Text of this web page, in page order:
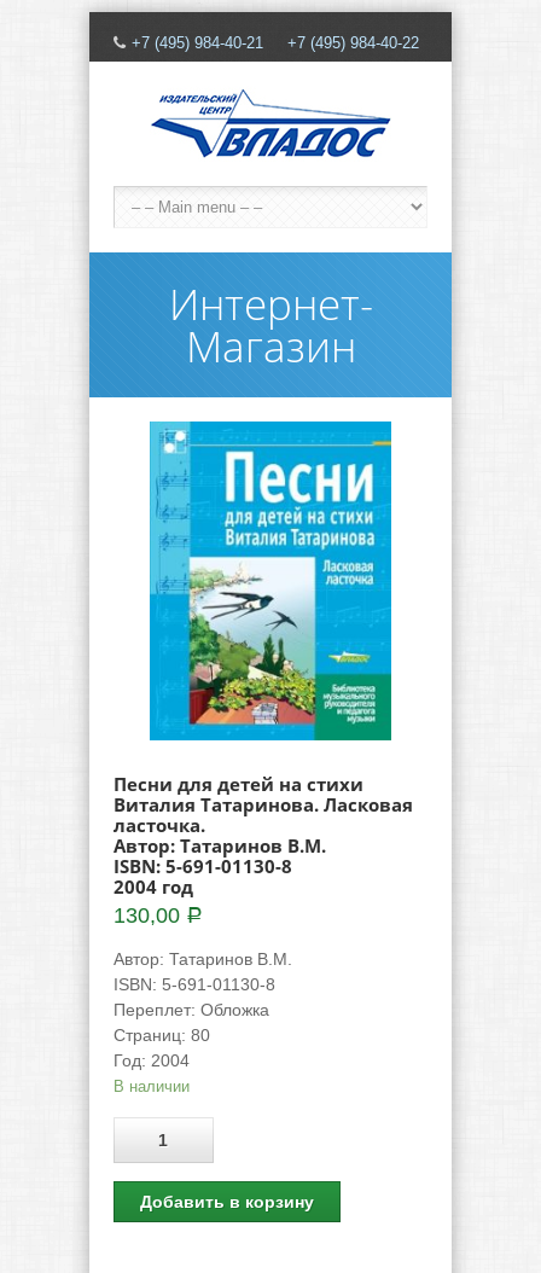
+7 (495) 984-40-21 +7 (495) 984-40-22
Интернет-
Магазин
Песни для детей на стихи
Виталия Татаринова. Ласковая
ласточка.
Автор: Татаринов В.М.
ISBN: 5-691-01130-8
2004 год
130,00 Р
Автор: Татаринов В.М.
ISBN: 5-691-01130-8
Переплет: Обложка
Страниц: 80
Год: 2004
В наличии
Количество
Добавить в корзину